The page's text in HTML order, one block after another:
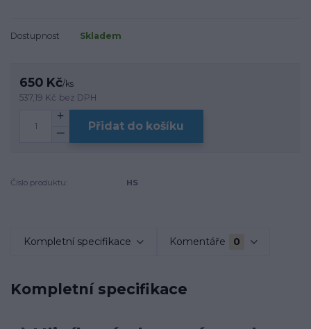
Dostupnost Skladem
650 Kč/ks
537,19 Kč bez DPH
Přidat do košíku
Číslo produktu: HS
Kompletní specifikace Komentáře 0
Kompletní specifikace